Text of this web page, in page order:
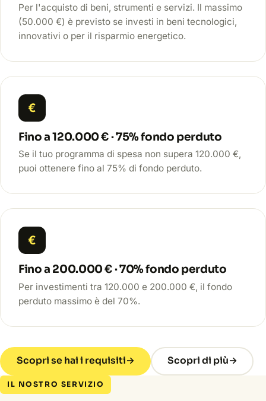
Per l'acquisto di beni, strumenti e servizi. Il massimo
(50.000 €) è previsto se investi in beni tecnologici,
innovativi o per il risparmio energetico.
€
Fino a 120.000 € · 75% fondo perduto
Se il tuo programma di spesa non supera 120.000 €,
puoi ottenere fino al 75% di fondo perduto.
€
Fino a 200.000 € · 70% fondo perduto
Per investimenti tra 120.000 e 200.000 €, il fondo
perduto massimo è del 70%.
Scopri se hai i requisiti→ Scopri di più→
IL NOSTRO SERVIZIO